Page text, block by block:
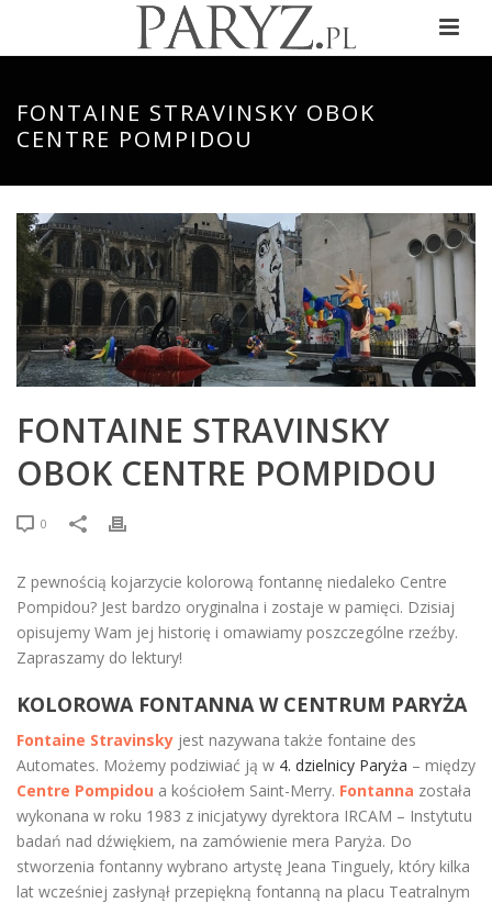
FONTAINE STRAVINSKY OBOK
CENTRE POMPIDOU
FONTAINE STRAVINSKY
OBOK CENTRE POMPIDOU
0
Z pewnością kojarzycie kolorową fontannę niedaleko Centre
Pompidou? Jest bardzo oryginalna i zostaje w pamięci. Dzisiaj
opisujemy Wam jej historię i omawiamy poszczególne rzeźby.
Zapraszamy do lektury!
KOLOROWA FONTANNA W CENTRUM PARYŻA
Fontaine Stravinsky jest nazywana także fontaine des
Automates. Możemy podziwiać ją w 4. dzielnicy Paryża – między
Centre Pompidou a kościołem Saint-Merry. Fontanna została
wykonana w roku 1983 z inicjatywy dyrektora IRCAM – Instytutu
badań nad dźwiękiem, na zamówienie mera Paryża. Do
stworzenia fontanny wybrano artystę Jeana Tinguely, który kilka
lat wcześniej zasłynął przepiękną fontanną na placu Teatralnym